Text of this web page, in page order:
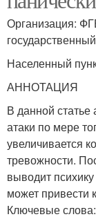
Организация:
Населенный
АННОТАЦИЯ
В данной статье
атаки по мере
увеличивается
тревожности.
выводит
может привести
Ключевые слова: